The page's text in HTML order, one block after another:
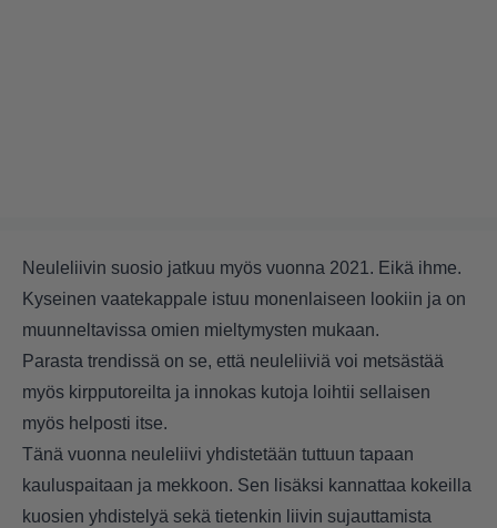
Neuleliivin suosio jatkuu myös vuonna 2021. Eikä ihme.
Kyseinen vaatekappale istuu monenlaiseen lookiin ja on
muunneltavissa omien mieltymysten mukaan.
Parasta trendissä on se, että neuleliiviä voi metsästää
myös kirpputoreilta ja innokas kutoja loihtii sellaisen
myös helposti itse.
Tänä vuonna neuleliivi yhdistetään tuttuun tapaan
kauluspaitaan ja mekkoon. Sen lisäksi kannattaa kokeilla
kuosien yhdistelyä sekä tietenkin liivin sujauttamista